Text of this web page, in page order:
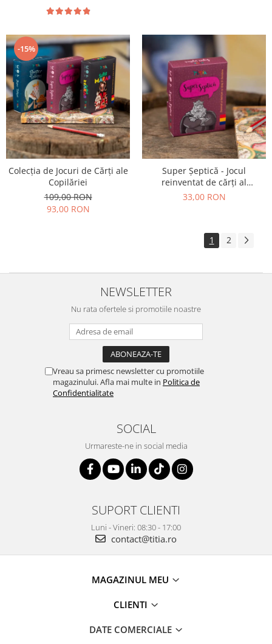
-15%
Colecția de Jocuri de Cărți ale
Copilăriei
109,00 RON
93,00 RON
Super Șeptică - Jocul
reinventat de cărți al
copilăriei
33,00 RON
1 2
NEWSLETTER
Nu rata ofertele si promotiile noastre
Vreau sa primesc newsletter cu promotiile
magazinului. Afla mai multe in Politica de
Confidentialitate
SOCIAL
Urmareste-ne in social media
SUPORT CLIENTI
Luni - Vineri: 08:30 - 17:00
contact@titia.ro
MAGAZINUL MEU
CLIENTI
DATE COMERCIALE